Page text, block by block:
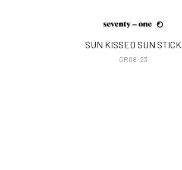
SUN KISSED SUN STICK
GR08-23